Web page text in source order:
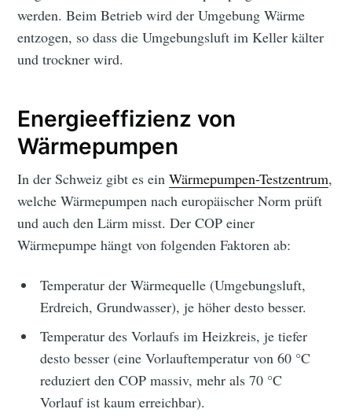
werden. Beim Betrieb wird der Umgebung Wärme
entzogen, so dass die Umgebungsluft im Keller kälter
und trockner wird.
Energieeffizienz von
Wärmepumpen
In der Schweiz gibt es einWärmepumpen-Testzentrum,
welche Wärmepumpen nach europäischer Norm prüft
und auch den Lärm misst. Der COP einer
Wärmepumpe hängt von folgenden Faktoren ab:
Temperatur der Wärmequelle (Umgebungsluft,
Erdreich, Grundwasser), je höher desto besser.
Temperatur des Vorlaufs im Heizkreis, je tiefer
desto besser (eine Vorlauftemperatur von 60 °C
reduziert den COP massiv, mehr als 70 °C
Vorlauf ist kaum erreichbar).